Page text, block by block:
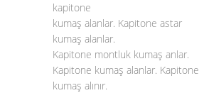
kapitone
kumaş alanlar. Kapitone astar
kumaş alanlar.
Kapitone montluk kumaş anlar.
Kapitone kumaş alanlar. Kapitone
kumaş alınır.